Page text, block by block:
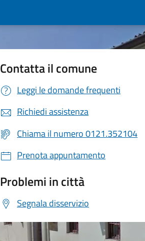
Contatta il comune
Leggi le domande frequenti
Richiedi assistenza
Chiama il numero 0121.352104
Prenota appuntamento
Problemi in città
Segnala disservizio